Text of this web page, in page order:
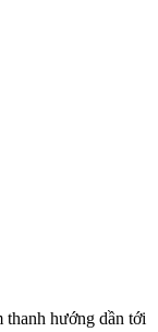
hướng dần tới